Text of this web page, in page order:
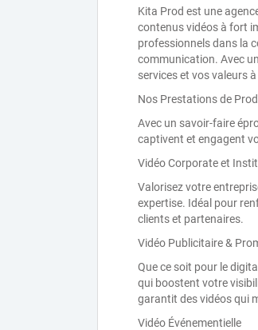
Kita Prod est une
contenus vidéos à fort
professionnels dans la
communication. Avec
services et vos valeurs
Nos Prestations de
Avec un savoir-faire
captivent et engagent
Vidéo Corporate et
Valorisez votre
expertise. Idéal pour
clients et partenaires.
Vidéo Publicitaire &
Que ce soit pour le
qui boostent votre
garantit des vidéos qui
Vidéo Événementielle